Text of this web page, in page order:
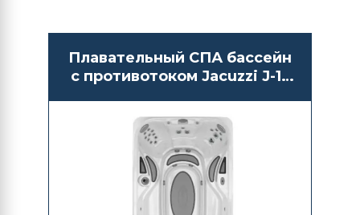
Плавательный СПА бассейн
с противотоком Jacuzzi J-13